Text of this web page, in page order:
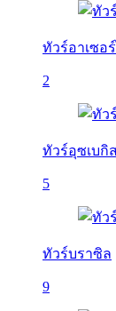
ทัวร์อาเซอ
2
ทัวร์อุซเบกิ
5
ทัวร์บราซิล
9